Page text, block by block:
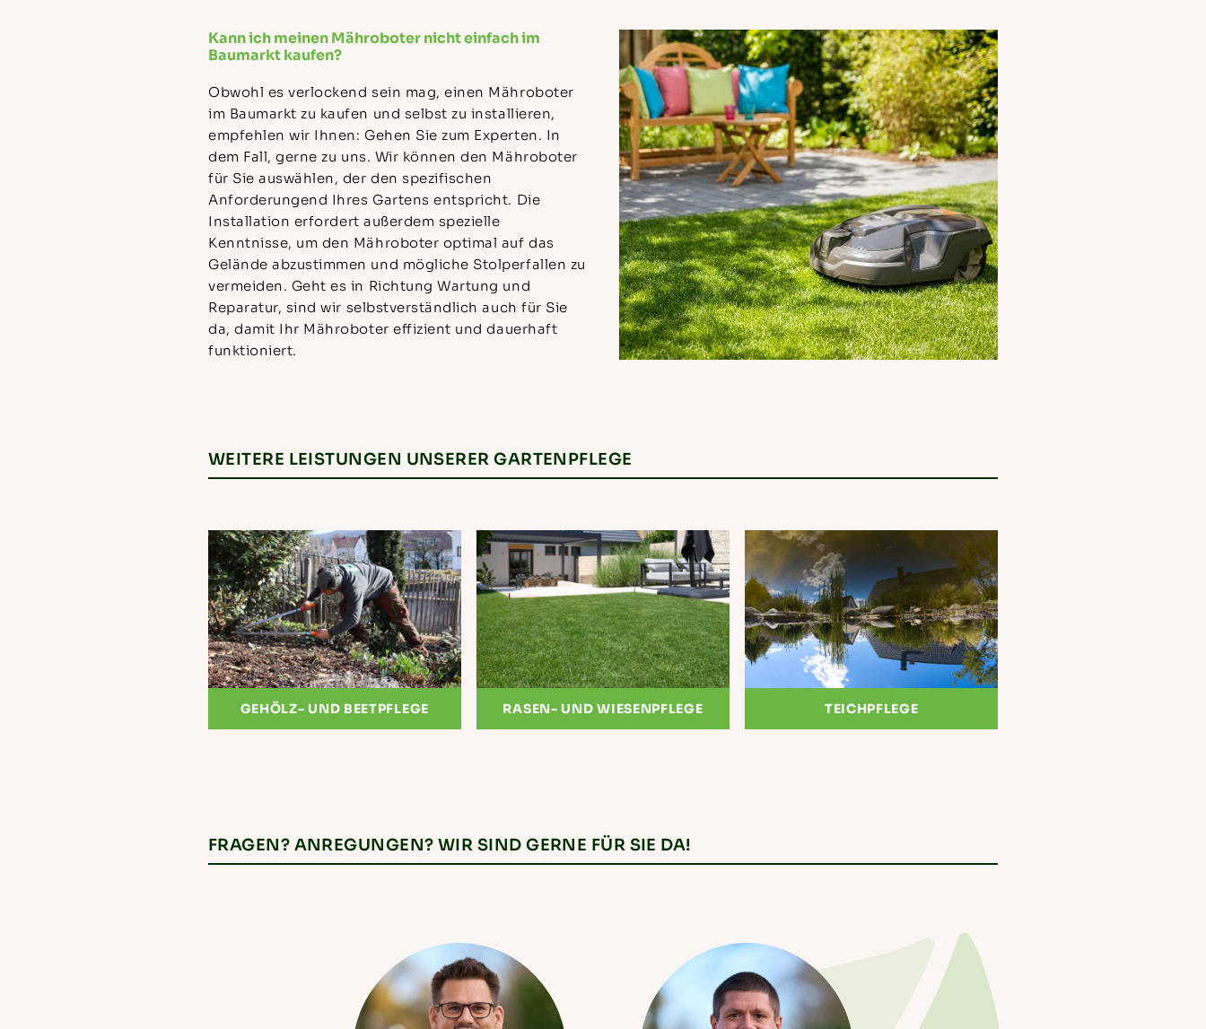
Kann ich meinen Mähroboter nicht einfach im
Baumarkt kaufen?
Obwohl es verlockend sein mag, einen Mähroboter
im Baumarkt zu kaufen und selbst zu installieren,
empfehlen wir Ihnen: Gehen Sie zum Experten. In
dem Fall, gerne zu uns. Wir können den Mähroboter
für Sie auswählen, der den spezifischen
Anforderungend Ihres Gartens entspricht. Die
Installation erfordert außerdem spezielle
Kenntnisse, um den Mähroboter optimal auf das
Gelände abzustimmen und mögliche Stolperfallen zu
vermeiden. Geht es in Richtung Wartung und
Reparatur, sind wir selbstverständlich auch für Sie
da, damit Ihr Mähroboter effizient und dauerhaft
funktioniert.
WEITERE LEISTUNGEN UNSERER GARTENPFLEGE
GEHÖLZ- UND BEETPFLEGE RASEN- UND WIESENPFLEGE TEICHPFLEGE
FRAGEN? ANREGUNGEN? WIR SIND GERNE FÜR SIE DA!